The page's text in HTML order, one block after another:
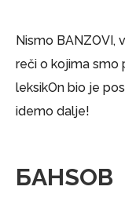
Nismo BANZOVI,
reči o kojima smo
leksikOn bio je
idemo dalje!
БАНSОВ